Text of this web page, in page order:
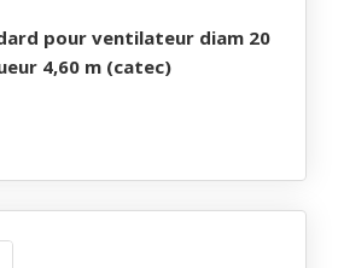
pour ventilateur diam 20
4,60 m (catec)